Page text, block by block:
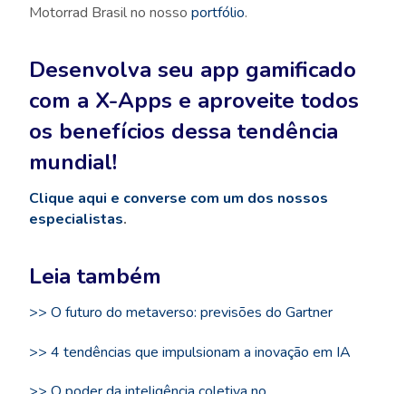
Motorrad Brasil no nosso portfólio.
Desenvolva seu app gamificado
com a X-Apps e aproveite todos
os benefícios dessa tendência
mundial!
Clique aqui e converse com um dos nossos
especialistas.
Leia também
>> O futuro do metaverso: previsões do Gartner
>> 4 tendências que impulsionam a inovação em IA